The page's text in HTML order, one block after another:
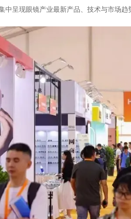
中呈现眼镜产业最新产品、技术与市场趋